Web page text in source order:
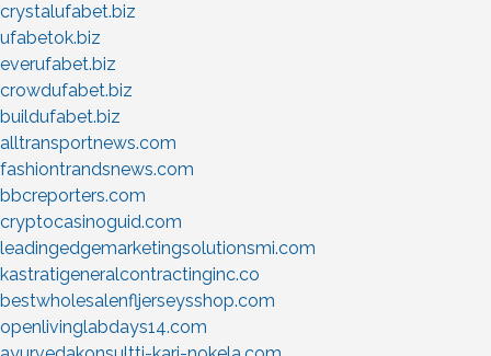
crystalufabet.biz
ufabetok.biz
everufabet.biz
crowdufabet.biz
buildufabet.biz
alltransportnews.com
fashiontrandsnews.com
bbcreporters.com
cryptocasinoguid.com
leadingedgemarketingsolutionsmi.com
kastratigeneralcontractinginc.co
bestwholesalenfljerseysshop.com
openlivinglabdays14.com